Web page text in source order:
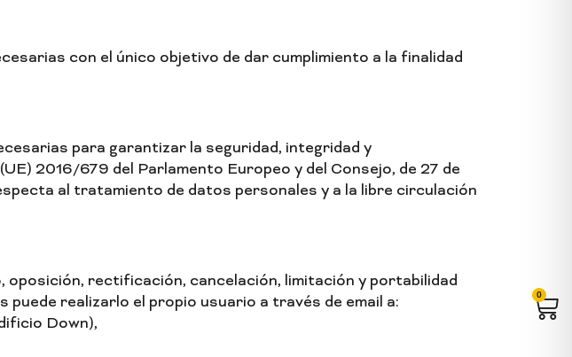
con el único objetivo de dar cumplimiento a la finalidad
para garantizar la seguridad, integridad y
2016/679 del Parlamento Europeo y del Consejo, de 27 de
al tratamiento de datos personales y a la libre circulación
rectificación, cancelación, limitación y portabilidad
realizarlo el propio usuario a través de email a:
Down),
0